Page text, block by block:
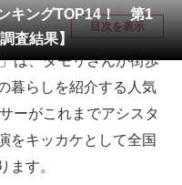
キングTOP14！ 第1
査結果】
目次を表示
は、タモリさんが街歩
暮らしを紹介する人気
ーがこれまでアシスタ
をキッカケとして全国
ます。